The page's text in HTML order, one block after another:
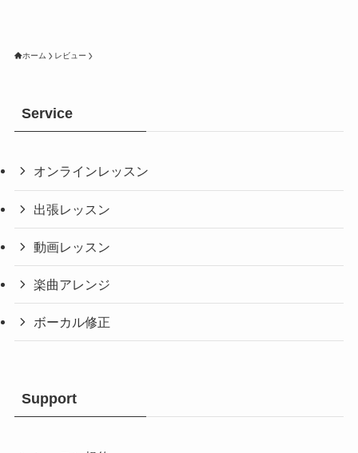
ホーム レビュー
Service
オンラインレッスン
出張レッスン
動画レッスン
楽曲アレンジ
ボーカル修正
Support